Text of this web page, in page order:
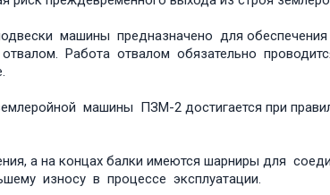
машины предназначено для обеспечения
Работа отвалом обязательно
машины ПЗМ-2 достигается при
а на концах балки имеются шарниры для
износу в процессе эксплуатации.